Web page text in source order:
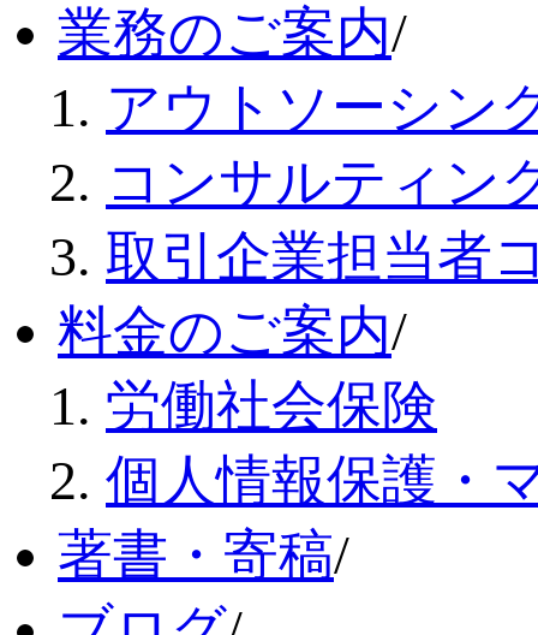
業務のご案内/
アウトソーシン
コンサルティン
取引企業担当者
料金のご案内/
労働社会保険
個人情報保護・
著書・寄稿/